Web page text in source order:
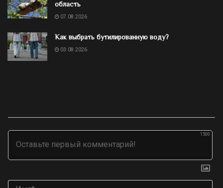
область
07.08.2026
Как выбрать бутилированную воду?
03.08.2026
1500